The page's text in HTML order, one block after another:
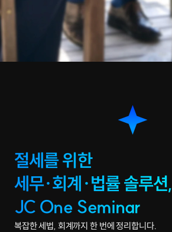
절세를 위한
세무·회계·법률 솔루션,
JC One Seminar
복잡한 세법, 회계까지 한 번에 정리합니다.